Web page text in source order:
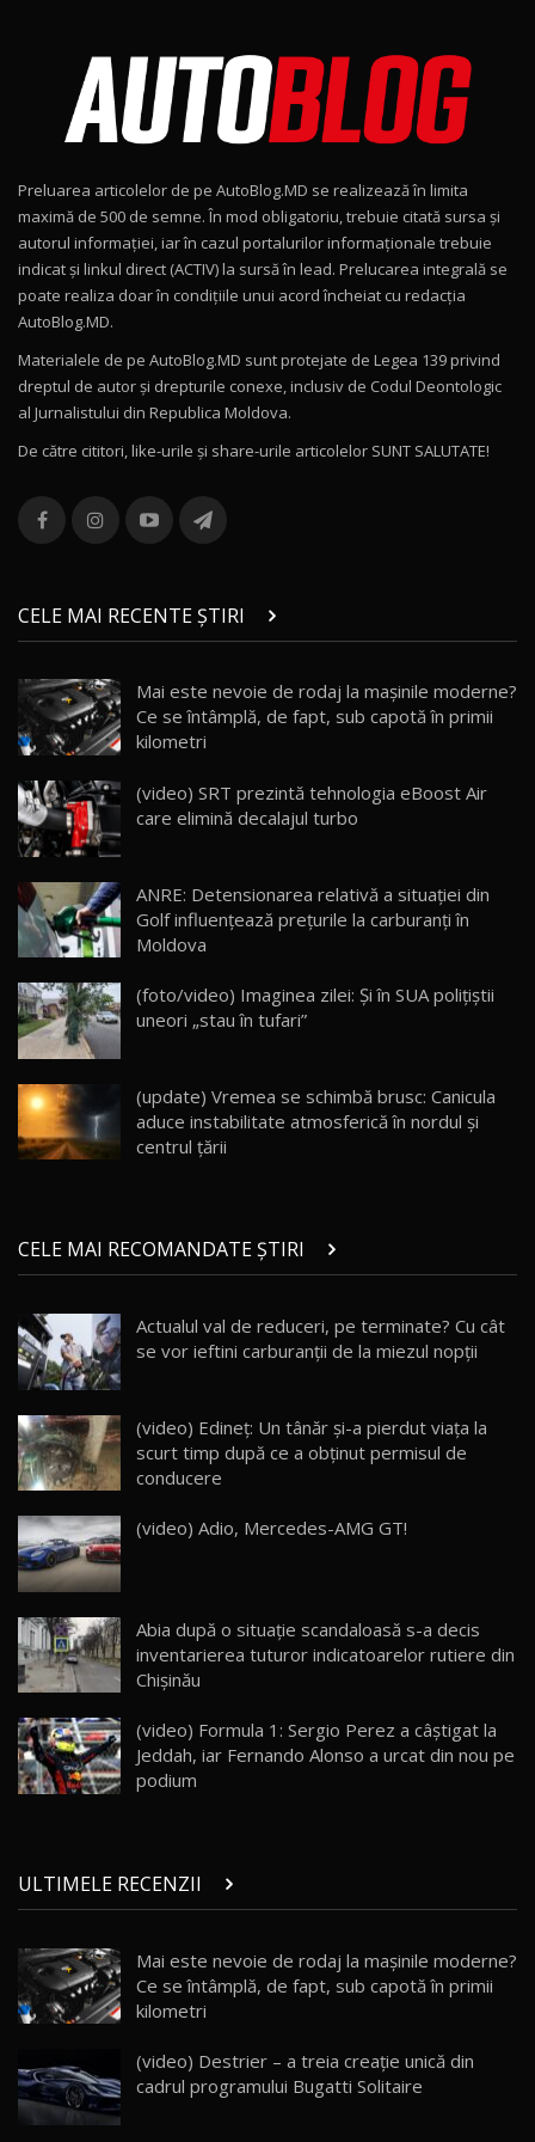
15:08
Noul Geely EX2 / Test Drive AutoBlog.MD
15:22
Mercedes-AMG E 53 HYBRID 4MATIC+ / Test
Drive AutoBlog.MD
16:27
11
Noul Volvo ES90 / Test Drive AutoBlog.MD
12
Noul MG HS / Test Drive AutoBlog.MD
16:48
13
combină aventura cu luxul / AutoBlog.MD
36:08
chinez care face lumea să se întoarcă după el
/ AutoBlog.MD
17:27
15 14:37
16
AutoBlogMD
13:10
17 20:06
Va fi modelul nr.1 BYD în Moldova? BYD Seal U
30:08
AutoBlog.MD
23:36
20
Noul ZEEKR 7X / Test Drive AutoBlog.MD
29:08
21
Micul BYD Dolphin Surf / Test Drive
AutoBlog.MD
16:59
22
Noua Mazda 6e / Test Drive AutoBlog.MD
26:59
23
Lynk & Co 01 / Test Drive AutoBlog.MD
25:19
ZEEKR 009: Cel mai Performant și Confortabil
Van Electric Testat în Moldova / AutoBlog.MD
25
mai Exclusiv și Puternic Defender Testat în
Moldova
32:21
26
AutoBlog.MD
10:57
28
Noul Geely Monjaro 2025! Mai ieftin și mai
dotat / Test Drive AutoBlog.MD
29
ZEEKR 9X - PRIMUL TEST DRIVE ÎN ROMÂNĂ!
CUM SE CONDUCE?
33:40
30
Primele impresii despre BYD Seal U DM-i,
Sealion 7 și Seal 5 DM-i / Test Drive
Preluarea articolelor de pe AutoBlog.MD se realizează în limita
maximă de 500 de semne. În mod obligatoriu, trebuie citată sursa și
autorul informației, iar în cazul portalurilor informaționale trebuie
indicat și linkul direct (ACTIV) la sursă în lead. Prelucarea integrală se
poate realiza doar în condițiile unui acord încheiat cu redacţia
AutoBlog.MD.
Materialele de pe AutoBlog.MD sunt protejate de Legea 139 privind
dreptul de autor și drepturile conexe, inclusiv de Codul Deontologic
al Jurnalistului din Republica Moldova.
De către cititori, like-urile şi share-urile articolelor SUNT SALUTATE!
CELE MAI RECENTE ȘTIRI
Mai este nevoie de rodaj la mașinile moderne?
Ce se întâmplă, de fapt, sub capotă în primii
kilometri
(video) SRT prezintă tehnologia eBoost Air
care elimină decalajul turbo
ANRE: Detensionarea relativă a situației din
Golf influențează prețurile la carburanți în
Moldova
(foto/video) Imaginea zilei: Și în SUA polițiștii
uneori „stau în tufari”
(update) Vremea se schimbă brusc: Canicula
aduce instabilitate atmosferică în nordul și
centrul țării
CELE MAI RECOMANDATE ȘTIRI
Actualul val de reduceri, pe terminate? Cu cât
se vor ieftini carburanții de la miezul nopţii
(video) Edineţ: Un tânăr şi-a pierdut viaţa la
scurt timp după ce a obţinut permisul de
conducere
(video) Adio, Mercedes-AMG GT!
Abia după o situaţie scandaloasă s-a decis
inventarierea tuturor indicatoarelor rutiere din
Chişinău
(video) Formula 1: Sergio Perez a câştigat la
Jeddah, iar Fernando Alonso a urcat din nou pe
podium
ULTIMELE RECENZII
Mai este nevoie de rodaj la mașinile moderne?
Ce se întâmplă, de fapt, sub capotă în primii
kilometri
(video) Destrier – a treia creație unică din
cadrul programului Bugatti Solitaire